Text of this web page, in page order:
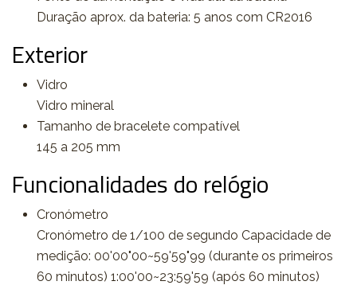
Duração aprox. da bateria: 5 anos com CR2016
Exterior
Vidro
Vidro mineral
Tamanho de bracelete compatível
145 a 205 mm
Funcionalidades do relógio
Cronómetro
Cronómetro de 1/100 de segundo Capacidade de
medição: 00'00"00~59'59"99 (durante os primeiros
60 minutos) 1:00'00~23:59'59 (após 60 minutos)